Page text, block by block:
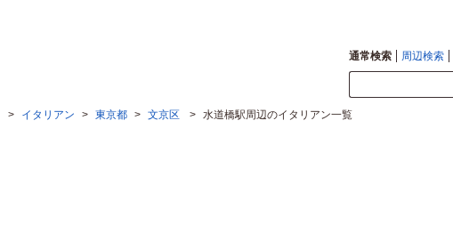
通常検索 周辺検索
> イタリアン > 東京都 > 文京区 > 水道橋駅周辺のイタリアン一覧